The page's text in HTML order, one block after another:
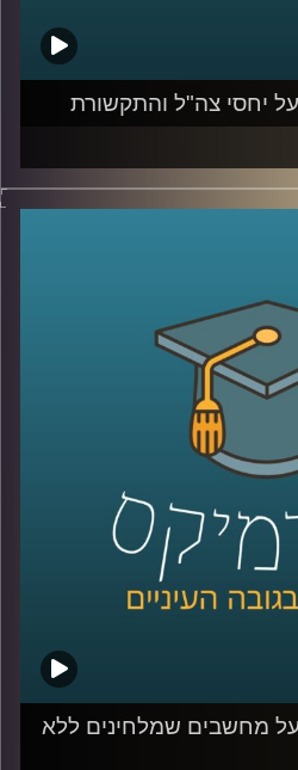
יחסי צה"ל והתקשורת
בני אדם בפיגוע ברחוב
והמרדף אחריו ברחובות תל
הצבא התקשורת. בפרק זה
השבוע בתל אביב ועל יחסי
ובסדרות –
בישראל –לחצו כאן
מחשבים שמלחינים ללא